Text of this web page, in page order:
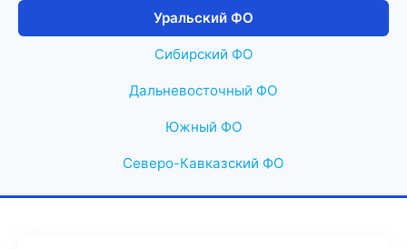
Уральский ФО
Сибирский ФО
Дальневосточный ФО
Южный ФО
Северо-Кавказский ФО